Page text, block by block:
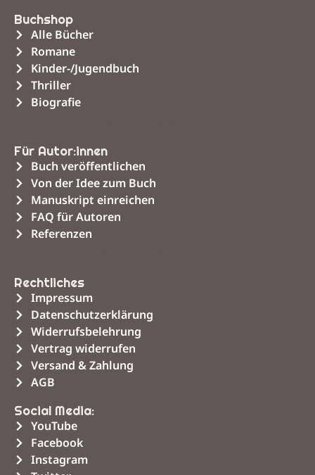
Buchshop
Alle Bücher
Romane
Kinder-/Jugendbuch
Thriller
Biografie
Für Autor:innen
Buch veröffentlichen
Von der Idee zum Buch
Manuskript einreichen
FAQ für Autoren
Referenzen
Rechtliches
Impressum
Datenschutzerklärung
Widerrufsbelehrung
Vertrag widerrufen
Versand & Zahlung
AGB
Social Media:
YouTube
Facebook
Instagram